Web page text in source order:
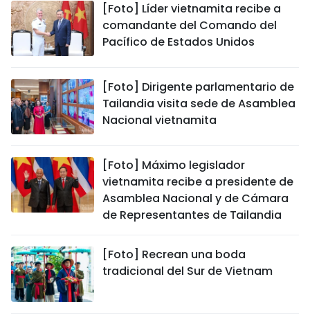
[Foto] Líder vietnamita recibe a
comandante del Comando del
Pacífico de Estados Unidos
[Foto] Dirigente parlamentario de
Tailandia visita sede de Asamblea
Nacional vietnamita
[Foto] Máximo legislador
vietnamita recibe a presidente de
Asamblea Nacional y de Cámara
de Representantes de Tailandia
[Foto] Recrean una boda
tradicional del Sur de Vietnam